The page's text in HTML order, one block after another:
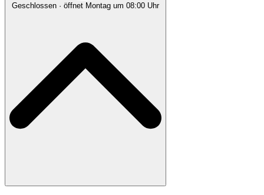
Geschlossen · öffnet Montag um 08:00 Uhr